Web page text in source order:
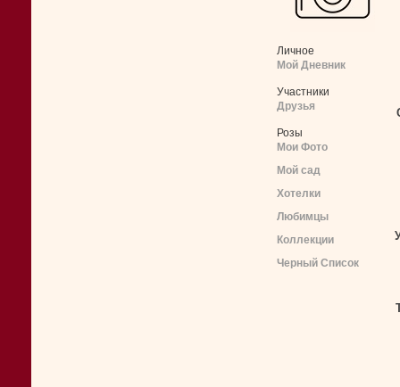
Личное
Мой Дневник
Участники
Друзья
Розы
Мои Фото
Мой сад
Хотелки
Любимцы
Коллекции
Черный Список